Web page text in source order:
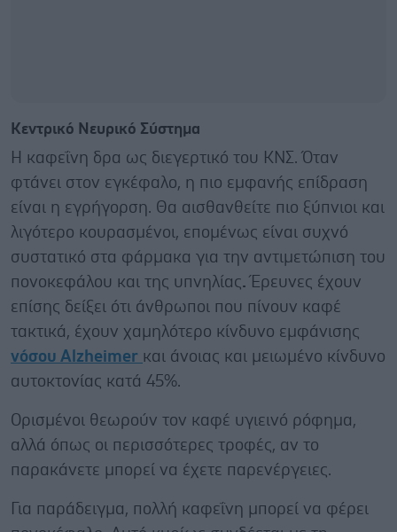
Κεντρικό Νευρικό Σύστημα
Η καφεΐνη δρα ως διεγερτικό του ΚΝΣ. Όταν
φτάνει στον εγκέφαλο, η πιο εμφανής επίδραση
είναι η εγρήγορση. Θα αισθανθείτε πιο ξύπνιοι και
λιγότερο κουρασμένοι, επομένως είναι συχνό
συστατικό στα φάρμακα για την αντιμετώπιση του
πονοκεφάλου και της υπνηλίας. Έρευνες έχουν
επίσης δείξει ότι άνθρωποι που πίνουν καφέ
τακτικά, έχουν χαμηλότερο κίνδυνο εμφάνισης
νόσου Alzheimer και άνοιας και μειωμένο κίνδυνο
αυτοκτονίας κατά 45%.
Ορισμένοι θεωρούν τον καφέ υγιεινό ρόφημα,
αλλά όπως οι περισσότερες τροφές, αν το
παρακάνετε μπορεί να έχετε παρενέργειες.
Για παράδειγμα, πολλή καφεΐνη μπορεί να φέρει